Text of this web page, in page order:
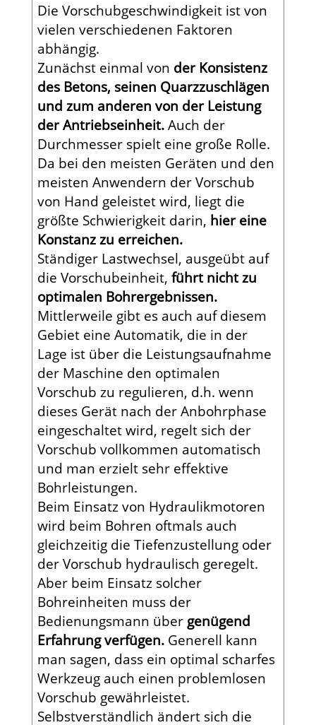
Die Vorschubgeschwindigkeit ist von
vielen verschiedenen Faktoren
abhängig.
Zunächst einmal von der Konsistenz
des Betons, seinen Quarzzuschlägen
und zum anderen von der Leistung
der Antriebseinheit.Auch der
Durchmesser spielt eine große Rolle.
Da bei den meisten Geräten und den
meisten Anwendern der Vorschub
von Hand geleistet wird, liegt die
größte Schwierigkeit darin, hier eine
Konstanz zu erreichen.
Ständiger Lastwechsel, ausgeübt auf
die Vorschubeinheit, führt nicht zu
optimalen Bohrergebnissen.
Mittlerweile gibt es auch auf diesem
Gebiet eine Automatik, die in der
Lage ist über die Leistungsaufnahme
der Maschine den optimalen
Vorschub zu regulieren, d.h. wenn
dieses Gerät nach der Anbohrphase
eingeschaltet wird, regelt sich der
Vorschub vollkommen automatisch
und man erzielt sehr effektive
Bohrleistungen.
Beim Einsatz von Hydraulikmotoren
wird beim Bohren oftmals auch
gleichzeitig die Tiefenzustellung oder
der Vorschub hydraulisch geregelt.
Aber beim Einsatz solcher
Bohreinheiten muss der
Bedienungsmann über genügend
Erfahrung verfügen.Generell kann
man sagen, dass ein optimal scharfes
Werkzeug auch einen problemlosen
Vorschub gewährleistet.
Selbstverständlich ändert sich die